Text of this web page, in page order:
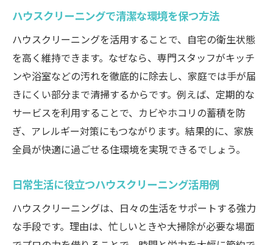
ハウスクリーニングで清潔な環境を保つ方法
ハウスクリーニングを活用することで、自宅の衛生状態
を高く維持できます。なぜなら、専門スタッフがキッチ
ンや浴室などの汚れを徹底的に除去し、家庭では手が届
きにくい部分まで清掃するからです。例えば、定期的な
サービスを利用することで、カビやホコリの蓄積を防
ぎ、アレルギー対策にもつながります。結果的に、家族
全員が快適に過ごせる住環境を実現できるでしょう。
日常生活に役立つハウスクリーニング活用例
ハウスクリーニングは、日々の生活をサポートする強力
な手段です。理由は、忙しいときや大掃除が必要な場面